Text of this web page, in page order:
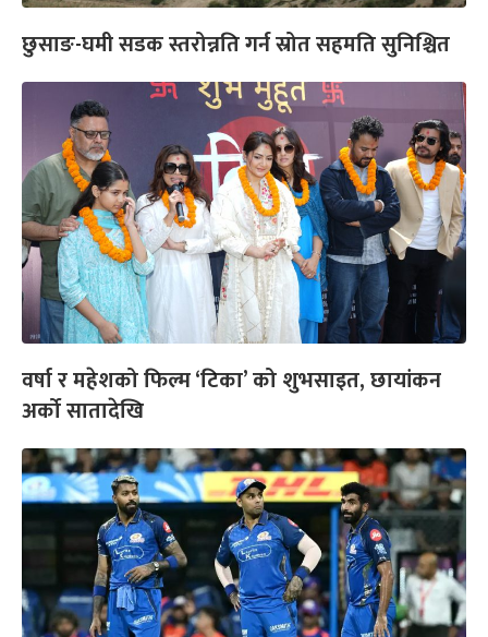
छुसाङ-घमी सडक स्तरोन्नति गर्न स्रोत सहमति सुनिश्चित
वर्षा र महेशको फिल्म ‘टिका’ को शुभसाइत, छायांकन
अर्को सातादेखि